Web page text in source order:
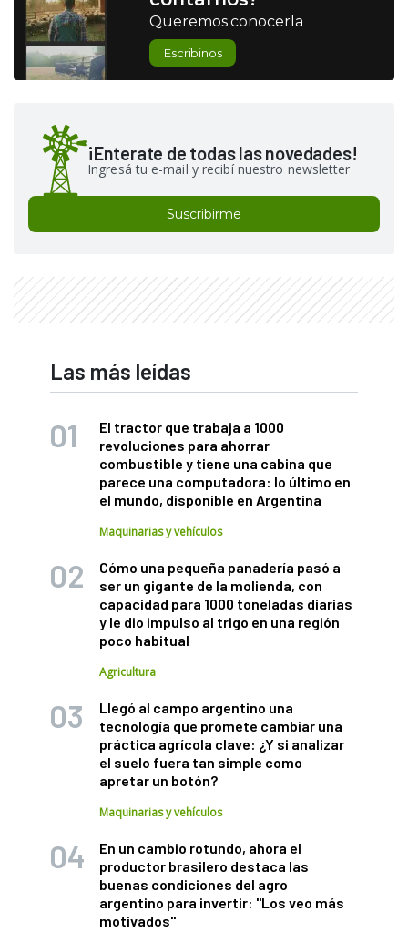
Queremos conocerla
Escribinos
¡Enterate de todas las novedades!
Ingresá tu e-mail y recibí nuestro newsletter
Suscribirme
Las más leídas
El tractor que trabaja a 1000
revoluciones para ahorrar
combustible y tiene una cabina que
parece una computadora: lo último en
el mundo, disponible en Argentina
Maquinarias y vehículos
Cómo una pequeña panadería pasó a
ser un gigante de la molienda, con
capacidad para 1000 toneladas diarias
y le dio impulso al trigo en una región
poco habitual
Agricultura
Llegó al campo argentino una
tecnología que promete cambiar una
práctica agrícola clave: ¿Y si analizar
el suelo fuera tan simple como
apretar un botón?
Maquinarias y vehículos
En un cambio rotundo, ahora el
productor brasilero destaca las
buenas condiciones del agro
argentino para invertir: "Los veo más
motivados"